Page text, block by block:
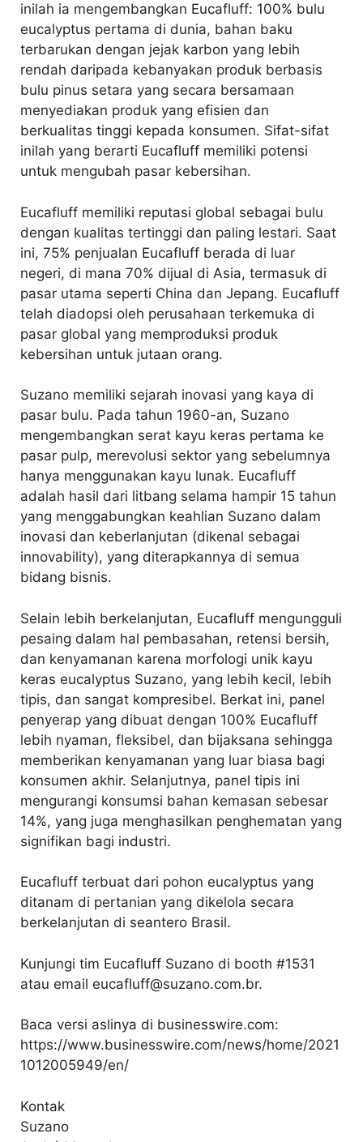
inilah ia mengembangkan Eucafluff: 100% bulu
eucalyptus pertama di dunia, bahan baku
terbarukan dengan jejak karbon yang lebih
rendah daripada kebanyakan produk berbasis
bulu pinus setara yang secara bersamaan
menyediakan produk yang efisien dan
berkualitas tinggi kepada konsumen. Sifat-sifat
inilah yang berarti Eucafluff memiliki potensi
untuk mengubah pasar kebersihan.
Eucafluff memiliki reputasi global sebagai bulu
dengan kualitas tertinggi dan paling lestari. Saat
ini, 75% penjualan Eucafluff berada di luar
negeri, di mana 70% dijual di Asia, termasuk di
pasar utama seperti China dan Jepang. Eucafluff
telah diadopsi oleh perusahaan terkemuka di
pasar global yang memproduksi produk
kebersihan untuk jutaan orang.
Suzano memiliki sejarah inovasi yang kaya di
pasar bulu. Pada tahun 1960-an, Suzano
mengembangkan serat kayu keras pertama ke
pasar pulp, merevolusi sektor yang sebelumnya
hanya menggunakan kayu lunak. Eucafluff
adalah hasil dari litbang selama hampir 15 tahun
yang menggabungkan keahlian Suzano dalam
inovasi dan keberlanjutan (dikenal sebagai
innovability), yang diterapkannya di semua
bidang bisnis.
Selain lebih berkelanjutan, Eucafluff mengungguli
pesaing dalam hal pembasahan, retensi bersih,
dan kenyamanan karena morfologi unik kayu
keras eucalyptus Suzano, yang lebih kecil, lebih
tipis, dan sangat kompresibel. Berkat ini, panel
penyerap yang dibuat dengan 100% Eucafluff
lebih nyaman, fleksibel, dan bijaksana sehingga
memberikan kenyamanan yang luar biasa bagi
konsumen akhir. Selanjutnya, panel tipis ini
mengurangi konsumsi bahan kemasan sebesar
14%, yang juga menghasilkan penghematan yang
signifikan bagi industri.
Eucafluff terbuat dari pohon eucalyptus yang
ditanam di pertanian yang dikelola secara
berkelanjutan di seantero Brasil.
Kunjungi tim Eucafluff Suzano di booth #1531
atau email eucafluff@suzano.com.br.
Baca versi aslinya di businesswire.com:
https://www.businesswire.com/news/home/2021
1012005949/en/
Kontak
Suzano